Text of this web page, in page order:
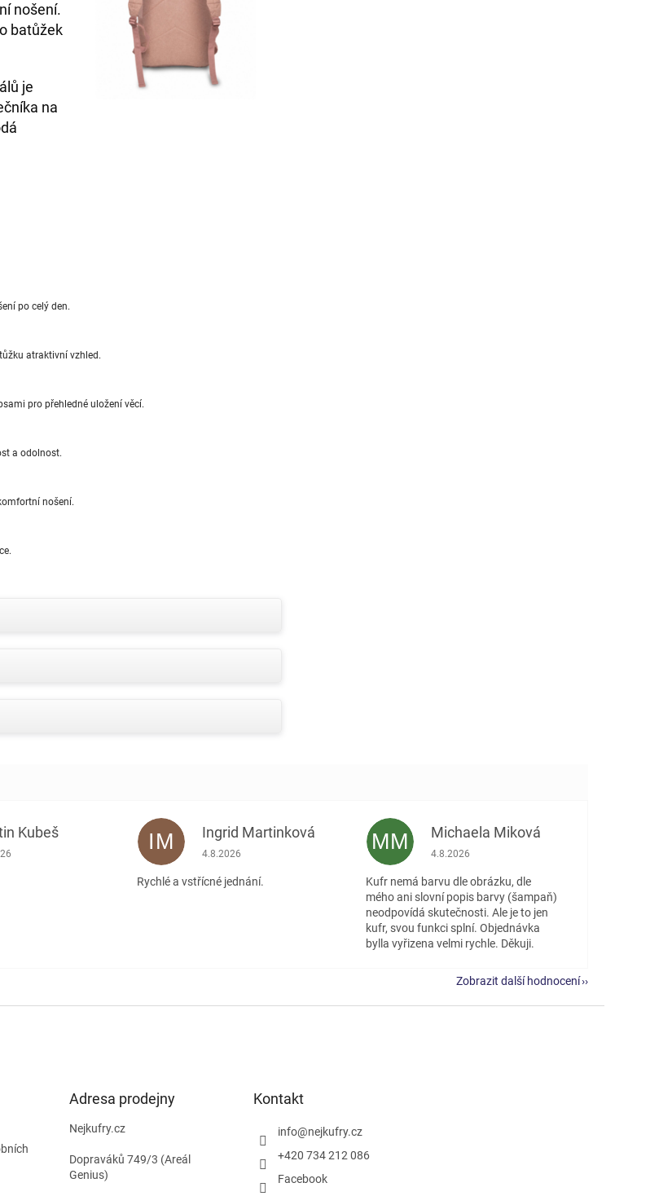
nošení.
batůžek
je
na
po celý den.
atraktivní vzhled.
pro přehledné uložení věcí.
a odolnost.
nošení.
Kubeš
obchodu je 5 z 5 hvězdiček.
IM Ingrid Martinková
Hodnocení obchodu je 5 z 5 hvězdiček.
4.8.2026
Rychlé a vstřícné jednání.
MM Michaela Miková
Hodnocení obchodu je 5 z 5 hvězdiček.
4.8.2026
Kufr nemá barvu dle obrázku, dle
mého ani slovní popis barvy (šampaň)
neodpovídá skutečnosti. Ale je to jen
kufr, svou funkci splní. Objednávka
bylla vyřizena velmi rychle. Děkuji.
Zobrazit další hodnocení
Adresa prodejny
Nejkufry.cz
Dopraváků 749/3 (Areál
Genius)
Kontakt
info@nejkufry.cz
+420 734 212 086
Facebook